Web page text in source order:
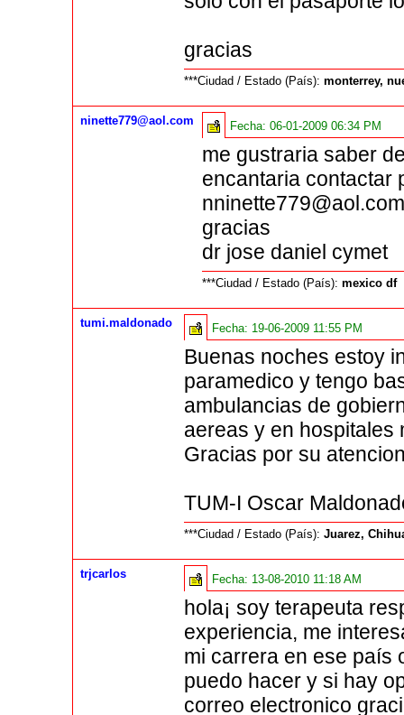
gracias
***Ciudad / Estado (País):monterrey,
ninette779@aol.com Fecha:06-01-2009 06:34 PM
me gustraria saber
encantaria contactar
gracias
dr jose daniel cymet
***Ciudad / Estado (País):mexico df
tumi.maldonado Fecha: 19-06-2009 11:55 PM
Buenas noches estoy
paramedico y tengo
ambulancias de
aereas y en hospitales
Gracias por su
TUM-I Oscar
***Ciudad / Estado (País):Juarez,
trjcarlos Fecha: 13-08-2010 11:18 AM
hola¡ soy terapeuta
experiencia, me
mi carrera en ese país
puedo hacer y si hay
correo electronico